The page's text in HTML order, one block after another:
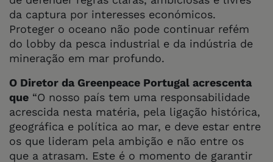
da captura por interesses económicos.
Proteger o oceano não pode continuar refém
do lobby da pesca industrial e da indústria de
mineração em mar profundo.
O Diretor da Greenpeace Portugal acrescenta
que “O nosso país tem uma responsabilidade
acrescida nesta matéria, pela ligação histórica,
geográfica e política ao mar, e deve estar entre
os que lideram pela ambição e não entre os
que a atrasam. Este é o momento de garantir